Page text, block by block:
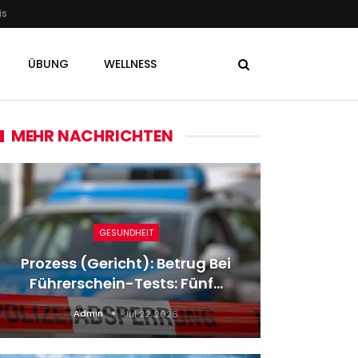
ÜBUNG WELLNESS
MEHR NACHRICHTEN
GESUNDHEIT
Prozess (Gericht): Betrug Bei
Führerschein-Tests: Fünf…
Admin Jul 22, 2026